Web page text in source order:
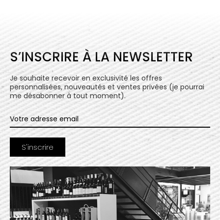
S’INSCRIRE À LA NEWSLETTER
Je souhaite recevoir en exclusivité les offres
personnalisées, nouveautés et ventes privées (je pourrai
me désabonner à tout moment).